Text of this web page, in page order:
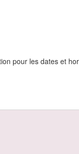
pour les dates et